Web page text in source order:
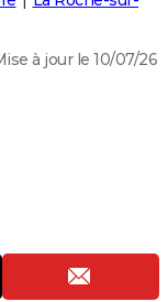
à jour le 10/07/26